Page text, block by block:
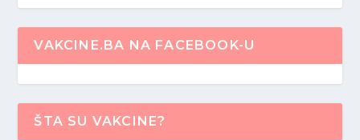
VAKCINE.BA NA FACEBOOK-U
ŠTA SU VAKCINE?